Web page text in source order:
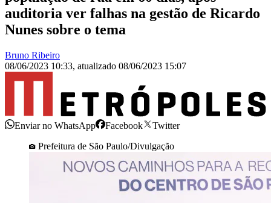
auditoria ver falhas na gestão de Ricardo
Nunes sobre o tema
Bruno Ribeiro
08/06/2023 10:33, atualizado 08/06/2023 15:07
Enviar no WhatsApp Facebook
Twitter
Prefeitura de São Paulo/Divulgação